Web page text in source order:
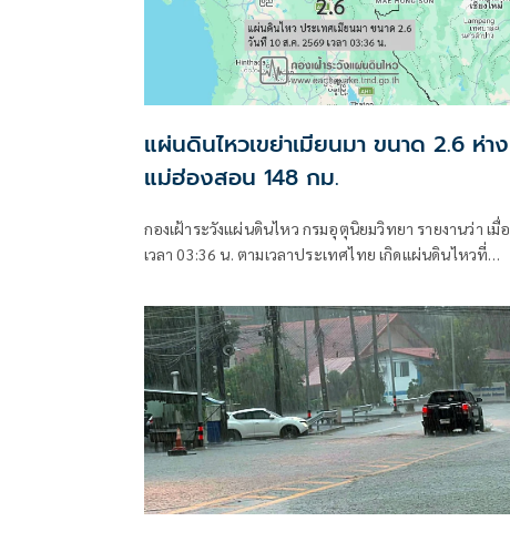
แผ่นดินไหวเขย่าเมียนมา ขนาด 2.6 ห่าง
แม่ฮ่องสอน 148 กม.
กองเฝ้าระวังแผ่นดินไหว กรมอุตุนิยมวิทยา รายงานว่า เมื่อ
เวลา 03:36 น. ตามเวลาประเทศไทย เกิดแผ่นดินไหวที่